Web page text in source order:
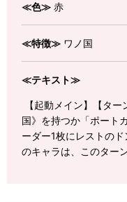
≪色≫ 赤
≪特徴≫ ワノ国
≪テキスト≫
【起動メイン】【タ
国》を持つか「ポート
ーダー1枚にレストの
のキャラは、このター